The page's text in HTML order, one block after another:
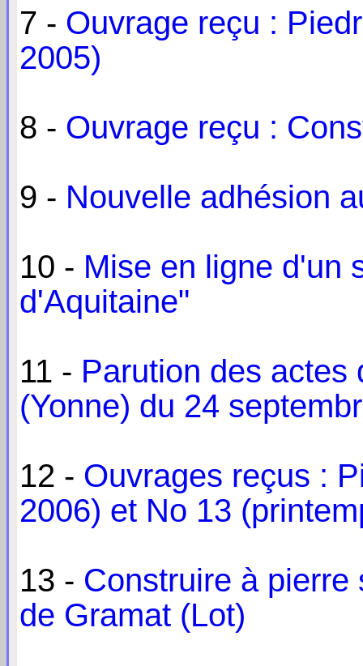
7 - Ouvrage reçu :
2005)
8 - Ouvrage reçu :
9 - Nouvelle adhésion
10 - Mise en ligne d'un
d'Aquitaine"
11 - Parution des actes
(Yonne) du 24
12 - Ouvrages reçus :
2006) et No 13
13 - Construire à
de Gramat (Lot)